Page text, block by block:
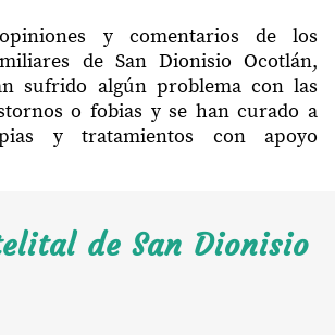
y comentarios de los
de San Dionisio Ocotlán,
sufrido algún problema con las
o fobias y se han curado a
y tratamientos con apoyo
de San Dionisio